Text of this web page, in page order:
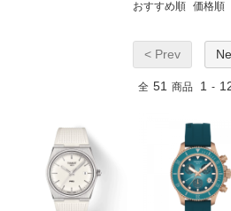
おすすめ順 価格順
< Prev
全 51 商品 1 -